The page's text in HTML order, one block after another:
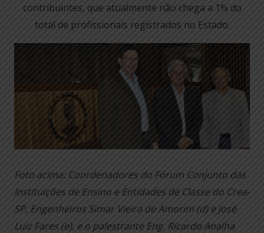
contribuintes, que atualmente não chega a 1% do
total de profissionais registrados no Estado.
Foto acima: Coordenadores do Fórum Conjunto das
Instituições de Ensino e Entidades de Classe do Crea-
SP, Engenheiros Simar Vieira de Amorim (d) e José
Luiz Fares (e), e o palestrante Eng. Ricardo Analha